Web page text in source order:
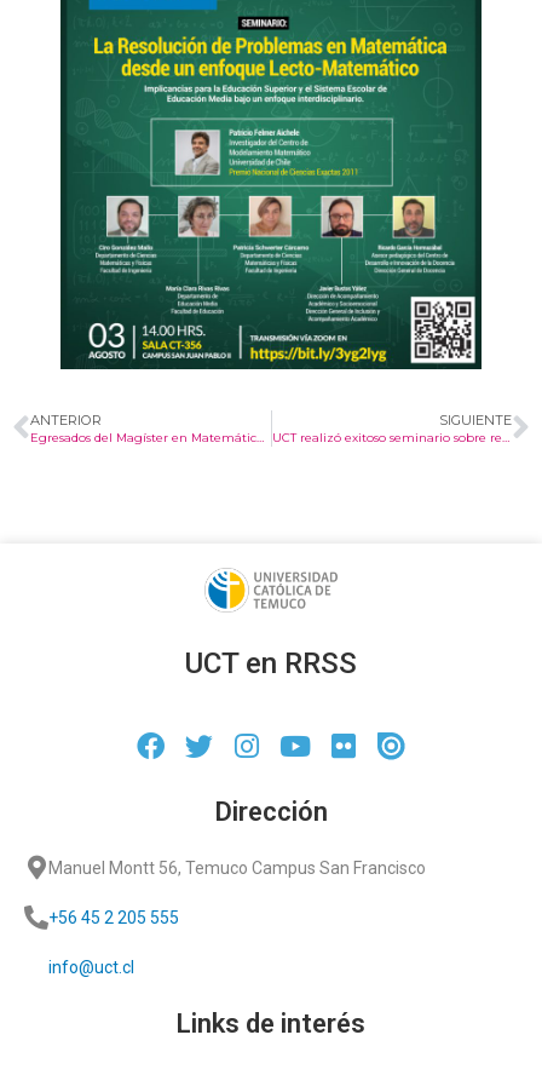
ANTERIOR
Egresados del Magíster en Matemáticas Aplicadas publican en revistas científicas
SIGUIENTE
UCT realizó exitoso seminario sobre resolución de problemas matemáticos
UCT en RRSS
Dirección
Manuel Montt 56, Temuco Campus San Francisco
+56 45 2 205 555
info@uct.cl
Links de interés